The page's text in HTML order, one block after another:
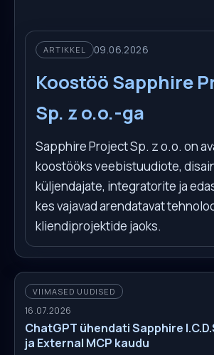
ARTIKKEL 09.06.2026
Koostöö Sapphire
Sp. z o.o.-ga
Sapphire Project Sp. z o.o. on
koostööks veebistuudiote,
küljendajate, integratorite ja
kes vajavad arendatavat
kliendiprojektide jaoks.
VIIMASED UUDISED
16.07.2026
ChatGPT ühendati Sapphire
ja External MCP kaudu